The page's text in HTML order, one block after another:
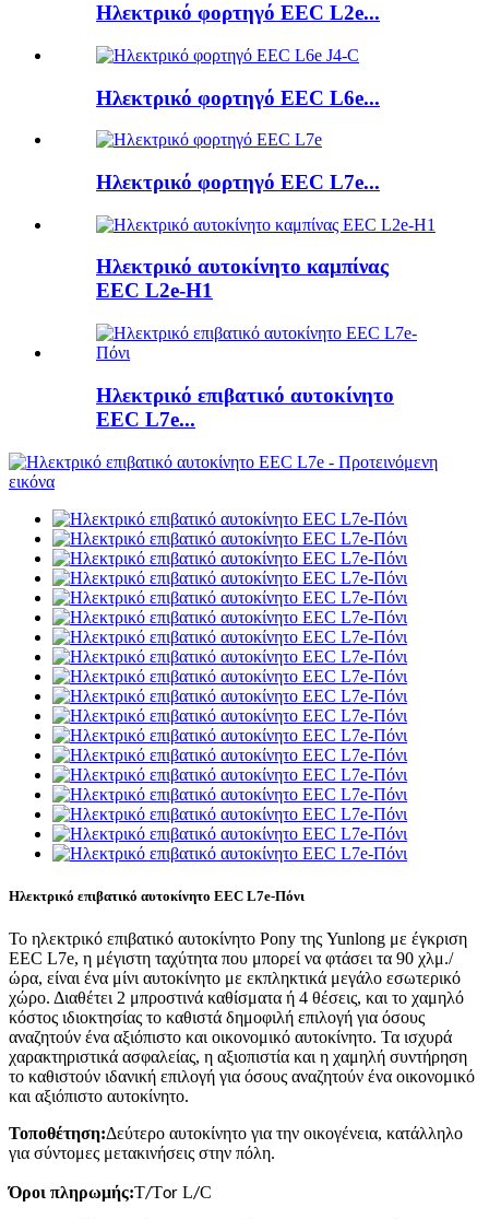
Ηλεκτρικό φορτηγό EEC L2e...
Ηλεκτρικό φορτηγό EEC L6e...
Ηλεκτρικό φορτηγό EEC L7e...
Ηλεκτρικό αυτοκίνητο καμπίνας
EEC L2e-H1
Ηλεκτρικό επιβατικό αυτοκίνητο
EEC L7e...
Ηλεκτρικό επιβατικό αυτοκίνητο EEC L7e-Πόνι
Το ηλεκτρικό επιβατικό αυτοκίνητο Pony της Yunlong με έγκριση
EEC L7e, η μέγιστη ταχύτητα που μπορεί να φτάσει τα 90 χλμ./
ώρα, είναι ένα μίνι αυτοκίνητο με εκπληκτικά μεγάλο εσωτερικό
χώρο. Διαθέτει 2 μπροστινά καθίσματα ή 4 θέσεις, και το χαμηλό
κόστος ιδιοκτησίας το καθιστά δημοφιλή επιλογή για όσους
αναζητούν ένα αξιόπιστο και οικονομικό αυτοκίνητο. Τα ισχυρά
χαρακτηριστικά ασφαλείας, η αξιοπιστία και η χαμηλή συντήρηση
το καθιστούν ιδανική επιλογή για όσους αναζητούν ένα οικονομικό
και αξιόπιστο αυτοκίνητο.
Τοποθέτηση:Δεύτερο αυτοκίνητο για την οικογένεια, κατάλληλο
για σύντομες μετακινήσεις στην πόλη.
Όροι πληρωμής:Τ/Τor L/C